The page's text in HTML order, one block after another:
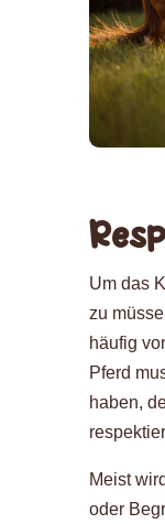
Um das
zu
häufig
Pferd
haben,
Meist
oder